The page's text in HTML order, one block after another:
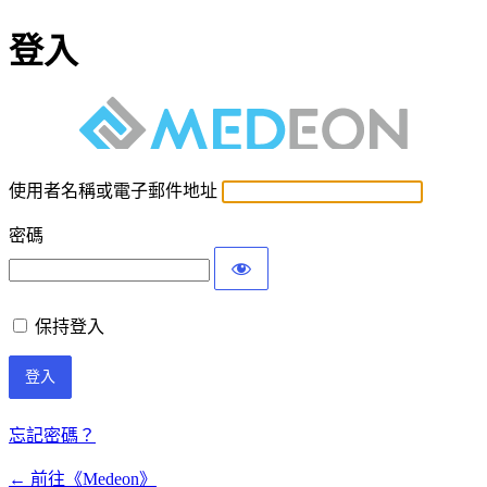
登入
使用者名稱或電子郵件地址
密碼
保持登入
忘記密碼？
← 前往《Medeon》